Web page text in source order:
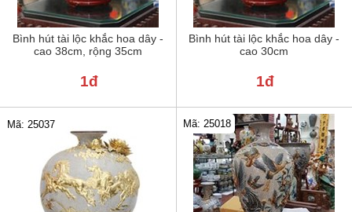
Bình hút tài lộc khắc hoa dây -
cao 38cm, rộng 35cm
1đ
Bình hút tài lộc khắc hoa dây -
cao 30cm
1đ
Mã: 25037 Mã: 25018